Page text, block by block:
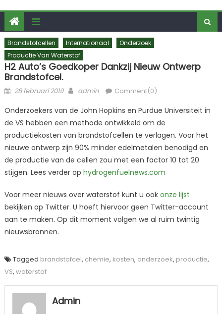
Brandstofcellen Internationaal
Onderzoek
Productie Van Waterstof
H2 Auto’s Goedkoper Dankzij Nieuw Ontwerp
Brandstofcel.
Posted
28 februari 2019 Author
admin Comment(0)
Onderzoekers van de John Hopkins en Purdue Universiteit in
de VS hebben een methode ontwikkeld om de
productiekosten van brandstofcellen te verlagen. Voor het
nieuwe ontwerp zijn 90% minder edelmetalen benodigd en
de productie van de cellen zou met een factor 10 tot 20
stijgen. Lees verder op hydrogenfuelnews.com
Voor meer nieuws over waterstof kunt u ook onze lijst
bekijken op Twitter. U hoeft hiervoor geen Twitter-account
aan te maken. Op dit moment volgen we al ruim twintig
nieuwsbronnen.
Tagged brandstofcel, chemie, kosten, onderzoek, productie,
VS, waterstof
Admin